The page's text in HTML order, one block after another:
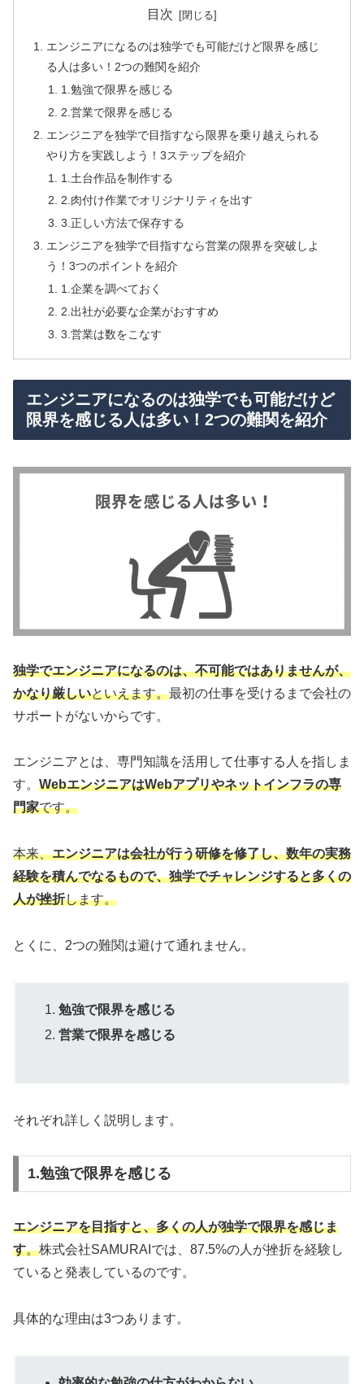
目次
エンジニアになるのは独学でも可能だけど限界を感じ
る人は多い！2つの難関を紹介
1.勉強で限界を感じる
2.営業で限界を感じる
エンジニアを独学で目指すなら限界を乗り越えられる
やり方を実践しよう！3ステップを紹介
1.土台作品を制作する
2.肉付け作業でオリジナリティを出す
3.正しい方法で保存する
エンジニアを独学で目指すなら営業の限界を突破しよ
う！3つのポイントを紹介
1.企業を調べておく
2.出社が必要な企業がおすすめ
3.営業は数をこなす
エンジニアになるのは独学でも可能だけど
限界を感じる人は多い！2つの難関を紹介
独学でエンジニアになるのは、不可能ではありませんが、
かなり厳しいといえます。最初の仕事を受けるまで会社の
サポートがないからです。
エンジニアとは、専門知識を活用して仕事する人を指しま
す。 WebエンジニアはWebアプリやネットインフラの専
門家です。
本来、エンジニアは会社が行う研修を修了し、数年の実務
経験を積んでなるもので、独学でチャレンジすると多くの
人が挫折します。
とくに、2つの難関は避けて通れません。
勉強で限界を感じる
営業で限界を感じる
それぞれ詳しく説明します。
1.勉強で限界を感じる
エンジニアを目指すと、多くの人が独学で限界を感じま
す。株式会社SAMURAIでは、87.5%の人が挫折を経験し
ていると発表しているのです。
具体的な理由は3つあります。